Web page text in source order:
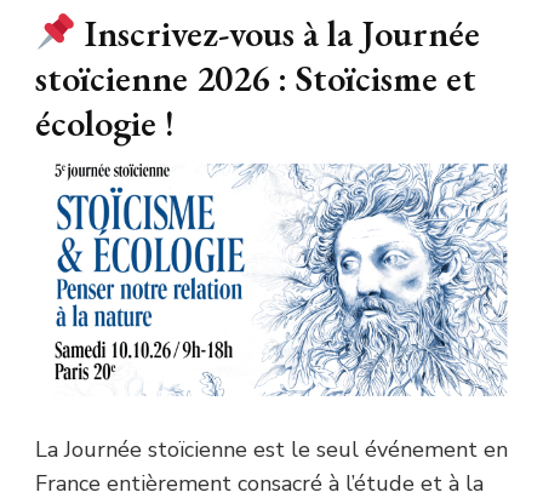
Inscrivez-vous à la Journée
stoïcienne 2026 : Stoïcisme et
écologie !
La Journée stoïcienne est le seul événement en
France entièrement consacré à l’étude et à la